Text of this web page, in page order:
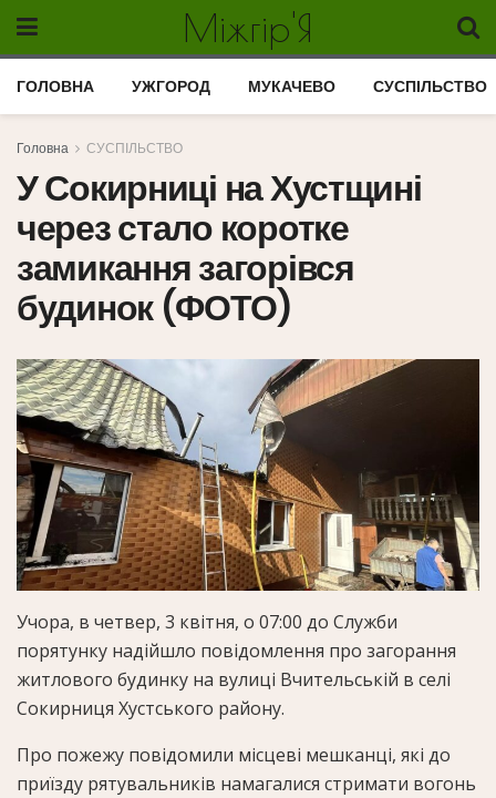
Міжгір'Я
ГОЛОВНА УЖГОРОД МУКАЧЕВО СУСПІЛЬСТВО
Головна СУСПІЛЬСТВО
У Сокирниці на Хустщині
через стало коротке
замикання загорівся
будинок (ФОТО)
Учора, в четвер, 3 квітня, о 07:00 до Служби
порятунку надійшло повідомлення про загорання
житлового будинку на вулиці Вчительській в селі
Сокирниця Хустського району.
Про пожежу повідомили місцеві мешканці, які до
приїзду рятувальників намагалися стримати вогонь